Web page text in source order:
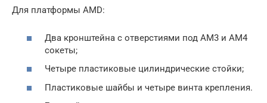
Для платформы AMD:
Два кронштейна с отверстиями под АМ3 и АМ4
сокеты;
Четыре пластиковые цилиндрические стойки;
Пластиковые шайбы и четыре винта крепления.